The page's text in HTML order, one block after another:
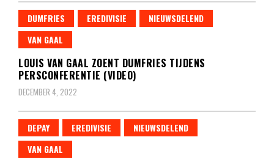
DUMFRIES EREDIVISIE
NIEUWSDELEND
VAN GAAL
LOUIS VAN GAAL ZOENT DUMFRIES TIJDENS
PERSCONFERENTIE (VIDEO)
DECEMBER 4, 2022
DEPAY EREDIVISIE
NIEUWSDELEND
VAN GAAL